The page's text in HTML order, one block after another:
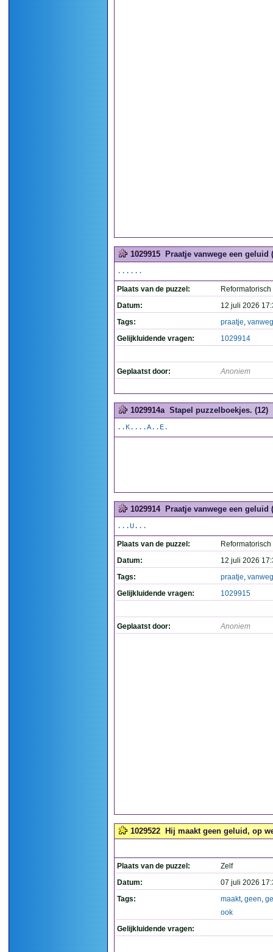
1029915 Praatje vanwege een geluid
......
Plaats van de puzzel:
Datum:
12 juli 2026
Tags:
praatje,
Gelijkluidende vragen:
1029914
Geplaatst door: Anoniem
1029914a Stapel puzzelboekjes. (12)
..K....A..E.
1029914 Praatje vanwege een geluid
...U...
Plaats van de puzzel:
Datum:
12 juli 2026
Tags:
praatje,
Gelijkluidende vragen:
1029915
Geplaatst door: Anoniem
1029522 Hij maakt geen geluid, op
Plaats van de puzzel:
Zelf
Datum:
07 juli 2026
Tags:
maakt, geen,
ook
Gelijkluidende vragen: